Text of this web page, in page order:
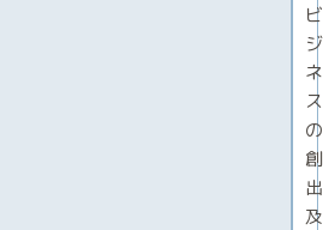
ビ
ジ
ネ
ス
の
創
出
及